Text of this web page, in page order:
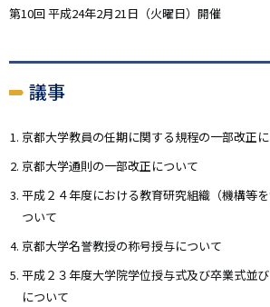
移第10回 平成24年2月21日（火曜日）開催
議事
京都大学教員の任期に関する規程の一部改正
京都大学通則の一部改正について
平成２４年度における教育研究組織（機構等
ついて
京都大学名誉教授の称号授与について
平成２３年度大学院学位授与式及び卒業式並
について